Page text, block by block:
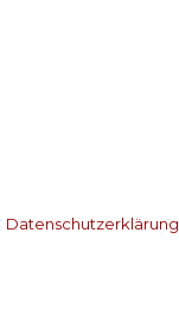
Datenschutzerklärung